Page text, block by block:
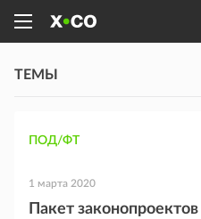
ТЕМЫ
ПОД/ФТ
1 марта 2020
Пакет